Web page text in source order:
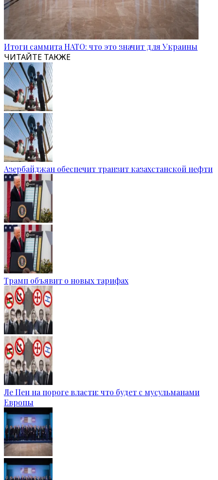
Итоги саммита НАТО: что это значит для Украины
ЧИТАЙТЕ ТАКЖЕ
Азербайджан обеспечит транзит казахстанской нефти
Трамп объявит о новых тарифах
Ле Пен на пороге власти: что будет с мусульманами
Европы